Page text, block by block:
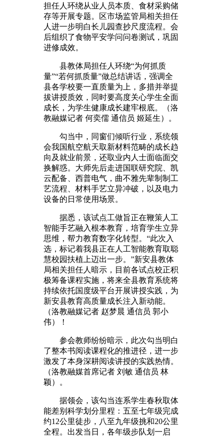
担任人环绕从业人员本质、食材采购储
存等开展专题。区市场监管局相关担任
人进一步明白长儿园查抄尺度流程。会
后组织了食物平安学问问卷测试，巩固
进修成效。
县教体局担任人环绕“为何抓质
量”“若何抓质量”做总结讲话，强调全
县各学校要一直质量为上，多措并举提
拔讲授质效，同时要高度关心学生全面
成长，为学生健康成长建牢根底。（洛
教融媒记者 何奕儒 通信员 姬延生）。
勾当中，同窗们倾听行业，系统领
会我国航空航天取新材料范畴的成长趋
向及就业前景，还取业内人士面临面交
换解惑。大师先后走进国联研究院、凯
云配备、西普电气，曲不雅先辈制制工
艺流程、材料手艺立异冲破，以及电力
设备的日常使用场景。
据悉，该试点工做旨正在鞭策人工
智能手艺融入根本教育，培育学生立异
思维，帮力教育数字化转型。“此次入
选，标记着我县正在人工智能教育取聪
慧校园扶植上迈出一步。”新安县教体
局相关担任人暗示，目前各试点校正积
极筹备课程实施，将来全县教育系统将
持续依托国度级平台开展讲授实践，为
新安县教育高质量成长注入新动能。
（洛教融媒记者 赵梦晨 通信员 郭小
伟）！
参会教师纷纷暗示，此次勾当明白
了整本书阅读课程化的推进径，进一步
激发了本身深耕阅读讲授的实践热情。
（洛教融媒首席记者 刘敏 通信员 林
颖）。
据领会，该勾当连系学生春秋取体
能差别科学划分里程：五至七年级完成
约12公里徒步，八至九年级挑和20公里
全程。出发当日，各年级步队划一启